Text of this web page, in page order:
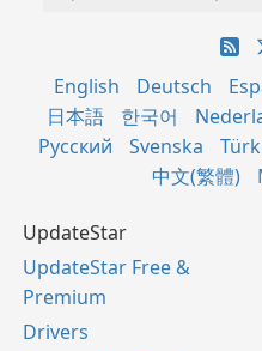
English Deutsch
日本語
한국어
Русский
Svenska
中文(繁體)
UpdateStar
UpdateStar Free &
Premium
Drivers